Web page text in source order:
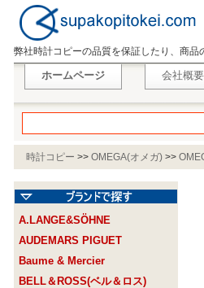
弊社時計コピーの品質を保証したり、商
ホームページ 会社概要
時計コピー >> OMEGA(オメガ) >>
A.LANGE&SÖHNE
AUDEMARS PIGUET
Baume & Mercier
BELL＆ROSS(ベル＆ロス)